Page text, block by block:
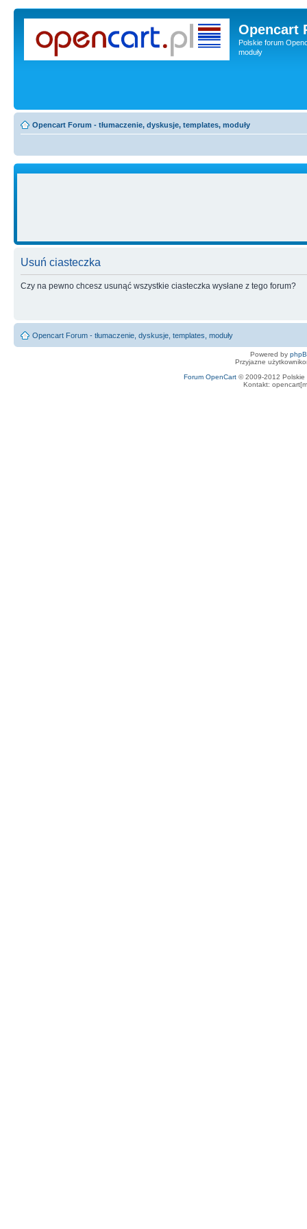
Opencart
Polskie forum
moduły
Opencart Forum - tłumaczenie, dyskusje, templates, moduły
Usuń ciasteczka
Czy na pewno chcesz usunąć wszystkie ciasteczka wysłane z tego forum?
Opencart Forum - tłumaczenie, dyskusje, templates, moduły
Powered by
Przyjazne
Forum OpenCart© 2009-2012 Polskie
Kontakt: